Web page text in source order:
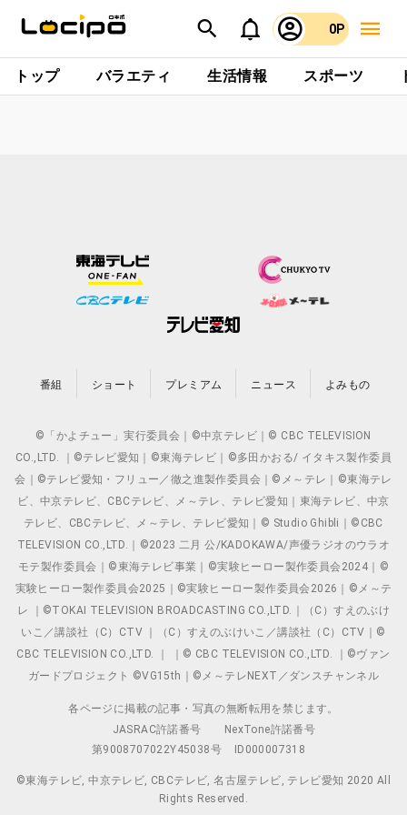
0P
トップ バラエティ 生活情報 スポーツ
番組 ショート プレミアム ニュース よみもの
©「かよチュー」実行委員会｜©中京テレビ｜© CBC TELEVISION
CO.,LTD. ｜©テレビ愛知｜©東海テレビ｜©多田かおる/ イタキス製作委員
会｜©テレビ愛知・フリュー／徹之進製作委員会｜©メ～テレ｜©東海テレ
ビ、中京テレビ、CBCテレビ、メ～テレ、テレビ愛知｜東海テレビ、中京
テレビ、CBCテレビ、メ～テレ、テレビ愛知｜© Studio Ghibli｜©CBC
TELEVISION CO.,LTD.｜©2023 二月 公/KADOKAWA/声優ラジオのウラオ
モテ製作委員会｜©東海テレビ事業｜©実験ヒーロー製作委員会2024｜©
実験ヒーロー製作委員会2025｜©実験ヒーロー製作委員会2026｜©メ～テ
レ ｜©TOKAI TELEVISION BROADCASTING CO.,LTD.｜（C）すえのぶけ
いこ／講談社（C）CTV ｜（C）すえのぶけいこ／講談社（C）CTV｜©
CBC TELEVISION CO.,LTD. ｜ ｜© CBC TELEVISION CO.,LTD. ｜©ヴァン
ガードプロジェクト ©VG15th｜©メ～テレNEXT／ダンスチャンネル
各ページに掲載の記事・写真の無断転用を禁じます。
JASRAC許諾番号
NexTone許諾番号
第9008707022Y45038号
ID000007318
©東海テレビ, 中京テレビ, CBCテレビ, 名古屋テレビ, テレビ愛知 2020 All
Rights Reserved.